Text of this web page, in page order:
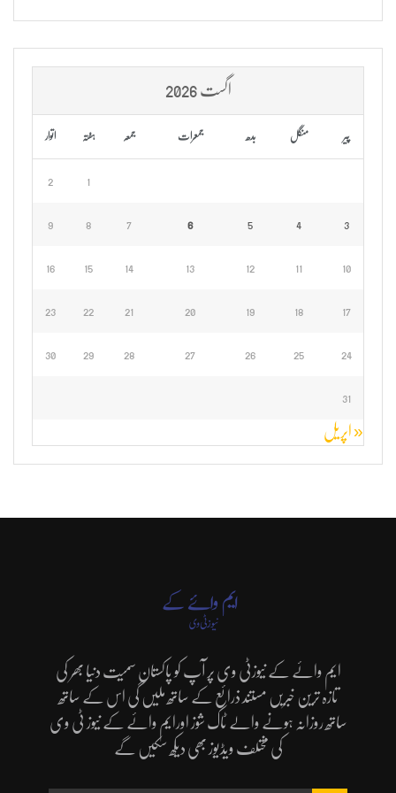
اگست 2026
پیر منگل بدھ جمعرات جمعہ ہفتہ اتوار
1
2
3
4
5
6
7
8
9
10
11
12
13
14
15
16
17
18
19
20
21
22
23
24
25
26
27
28
29
30
31
« اپریل
ایم وائے کے نیوزٹی وی پر آپ کو پاکستان سمیت دنیا بھر کی
تازہ ترین خبریں مستند ذرائع کے ساتھ ملیں گی اس کے ساتھ
ساتھ روزانہ ہونے والے ٹاک شوز اورایم وائے کے نیوز ٹی وی
کی مختلف ویڈیوز بھی دیکھ سکیں گے